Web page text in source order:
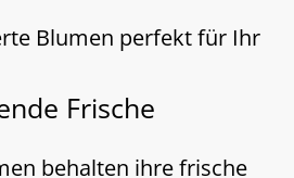
Blumen perfekt für Ihr
Frische
behalten ihre frische